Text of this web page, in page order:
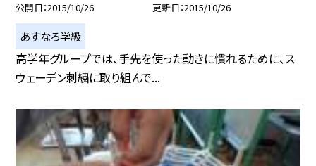
公開日 2015/10/26 更新日 2015/10/26
あすなろ学級
高学年グループでは、手先を使った動きに慣れるために、ス
ウェーデン刺繍に取り組んで...